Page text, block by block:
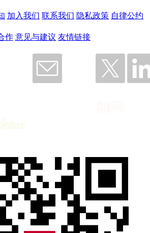
加入我们 联系我们 隐私政策 自律公约
作 意见与建议 友情链接